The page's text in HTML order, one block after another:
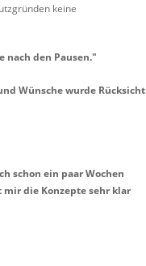
keine
nach den Pausen."
Wünsche wurde Rücksicht
schon ein paar Wochen
die Konzepte sehr klar